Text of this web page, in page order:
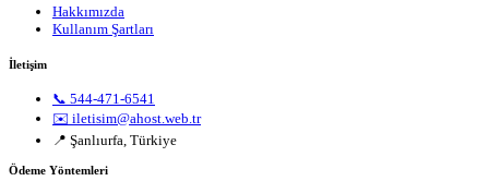
Hakkımızda
Kullanım Şartları
İletişim
📞 544-471-6541
✉️ iletisim@ahost.web.tr
📍 Şanlıurfa, Türkiye
Ödeme Yöntemleri